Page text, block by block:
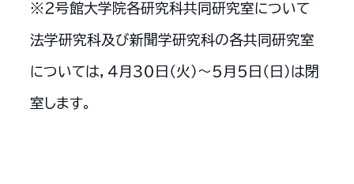
※２号館大学院各研究科共同研究室について
法学研究科及び新聞学研究科の各共同研究室
については，４月３０日（火）～５月５日（日）は閉
室します。